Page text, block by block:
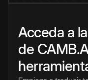
Acceda a
de